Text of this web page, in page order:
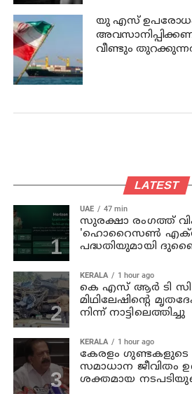
യു എസ്
വീണ്ടും
LATEST
UAE 47 min
സുരക്ഷാ രംഗത്ത്
'ഹൊറൈസണ്‍
പദ്ധതിയുമായി
KERALA 1 hour ago
കെ എസ് ആര്‍ ടി സി
മിഥിലേഷിന്റെ
നിന്ന് നാട്ടിലെത്തിച്ചു
KERALA 1 hour ago
കേരളം ഗുണ്ടകളുടെ
സമാധാന ജീവിതം
ശക്തമായ